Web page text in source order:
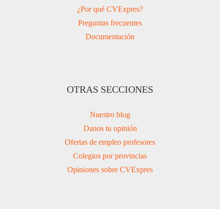
¿Por qué CVExpres?
Preguntas frecuentes
Documentación
OTRAS SECCIONES
Nuestro blog
Danos tu opinión
Ofertas de empleo profesores
Colegios por provincias
Opiniones sobre CVExpres